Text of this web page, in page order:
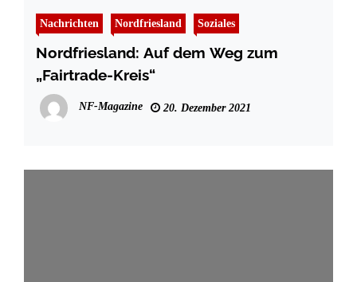
Nachrichten Nordfriesland Soziales
Nordfriesland: Auf dem Weg zum
„Fairtrade-Kreis“
NF-Magazine 20. Dezember 2021